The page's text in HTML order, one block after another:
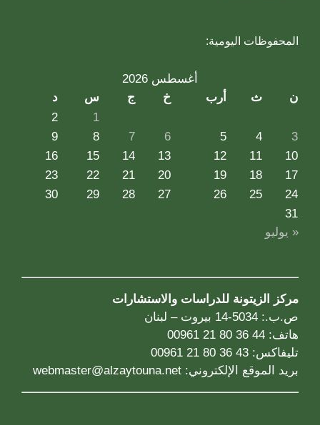
المحفوظات اليومية:
أغسطس 2026
ن
ث أرب خ ج س
د
1
2
3
4
5
6
7
8
9
10
11
12
13
14
15
16
17
18
19
20
21
22
23
24
25
26
27
28
29
30
31
« يوليو
مركز الزيتونة للدراسات والاستشارات
ص.ب.: 5034-14 بيروت – لبنان
هاتف: 44 36 80 21 00961
تليفاكس: 43 36 80 21 00961
بريد الموقع الإلكتروني: webmaster@alzaytouna.net